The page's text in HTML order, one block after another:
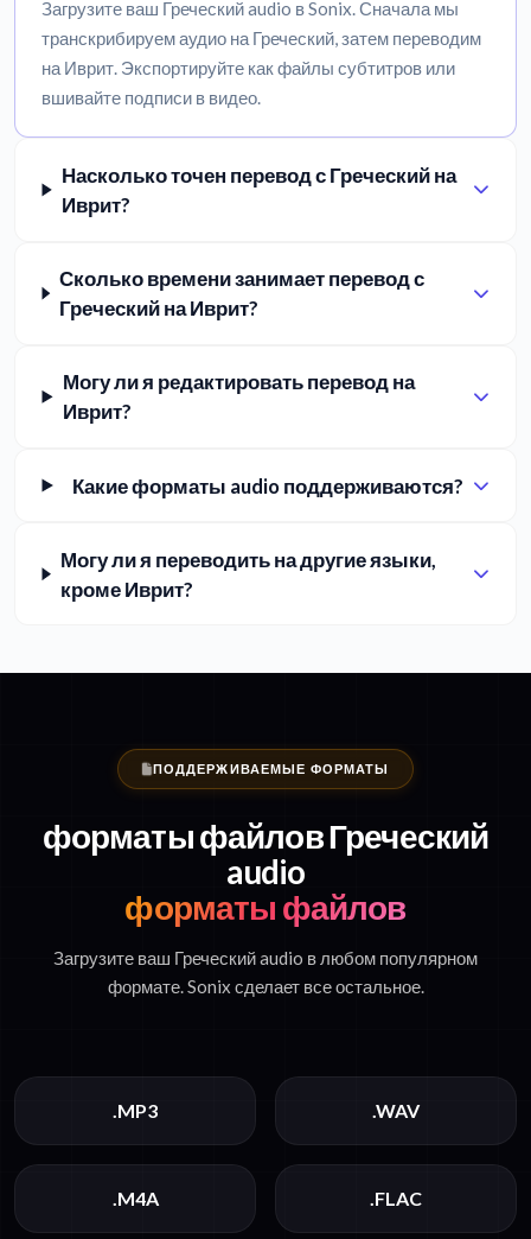
Загрузите ваш Греческий audio в Sonix. Сначала мы
транскрибируем аудио на Греческий, затем переводим
на Иврит. Экспортируйте как файлы субтитров или
вшивайте подписи в видео.
Насколько точен перевод с Греческий на
Иврит?
Сколько времени занимает перевод с
Греческий на Иврит?
Могу ли я редактировать перевод на
Иврит?
Какие форматы audio поддерживаются?
Могу ли я переводить на другие языки,
кроме Иврит?
ПОДДЕРЖИВАЕМЫЕ ФОРМАТЫ
форматы файлов Греческий
audio
форматы файлов
Загрузите ваш Греческий audio в любом популярном
формате. Sonix сделает все остальное.
.MP3 .WAV
.M4A .FLAC